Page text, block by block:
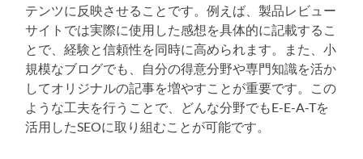
テンツに反映させることです。例えば、製品レビュー
サイトでは実際に使用した感想を具体的に記載するこ
とで、経験と信頼性を同時に高められます。また、小
規模なブログでも、自分の得意分野や専門知識を活か
してオリジナルの記事を増やすことが重要です。この
ような工夫を行うことで、どんな分野でもE-E-A-Tを
活用したSEOに取り組むことが可能です。